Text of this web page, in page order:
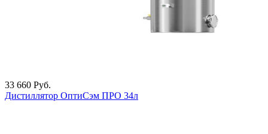
33 660 Руб.
Дистиллятор ОптиСэм ПРО 34л